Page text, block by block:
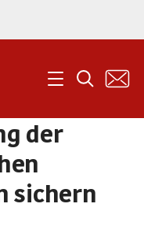
Menü Suche
der
sichern